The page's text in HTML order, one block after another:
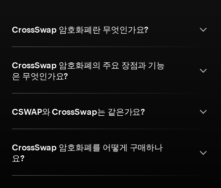
CrossSwap 암호화폐란 무엇인가요?
CrossSwap 암호화폐의 주요 장점과 기능
은 무엇인가요?
CSWAP와 CrossSwap는 같은가요?
CrossSwap 암호화폐를 어떻게 구매하나
요?